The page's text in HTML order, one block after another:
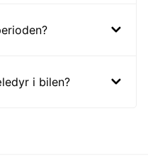
i bilen?